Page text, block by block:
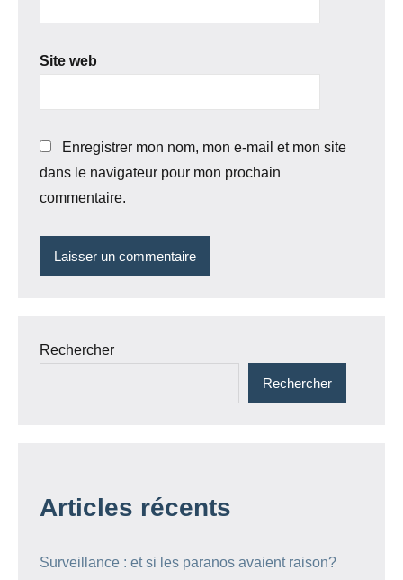
Site web
Enregistrer mon nom, mon e-mail et mon site
dans le navigateur pour mon prochain
commentaire.
Rechercher
Rechercher
Articles récents
Surveillance : et si les paranos avaient raison?